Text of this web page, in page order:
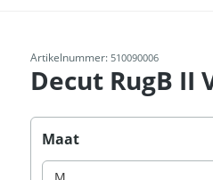
Artikelnummer: 510090006
Decut RugB II
Selecteer
Maat